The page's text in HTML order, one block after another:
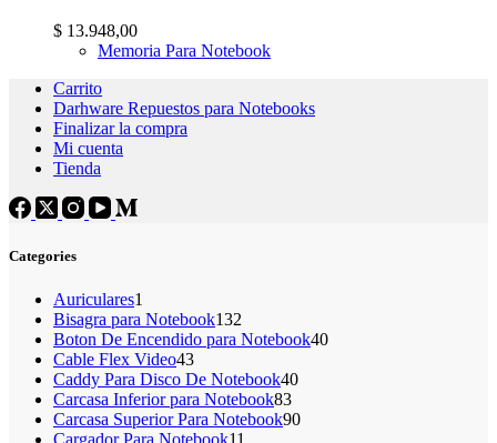
$ 13.948,00
Memoria Para Notebook
Carrito
Darhware Repuestos para Notebooks
Finalizar la compra
Mi cuenta
Tienda
Categories
Auriculares1
producto
Bisagra para Notebook132
productos
Boton De Encendido para Notebook4040
Cable Flex Video4343
productos
Caddy Para Disco De Notebook4040
Carcasa Inferior para Notebook8383
productos
Carcasa Superior Para Notebook9090